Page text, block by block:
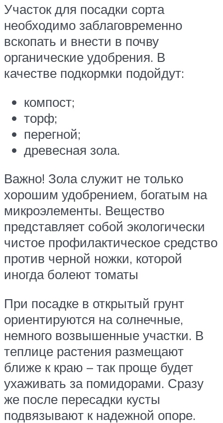
Участок для посадки сорта
необходимо заблаговременно
вскопать и внести в почву
органические удобрения. В
качестве подкормки подойдут:
компост;
торф;
перегной;
древесная зола.
Важно! Зола служит не только
хорошим удобрением, богатым на
микроэлементы. Вещество
представляет собой экологически
чистое профилактическое средство
против черной ножки, которой
иногда болеют томаты
При посадке в открытый грунт
ориентируются на солнечные,
немного возвышенные участки. В
теплице растения размещают
ближе к краю – так проще будет
ухаживать за помидорами. Сразу
же после пересадки кусты
подвязывают к надежной опоре.